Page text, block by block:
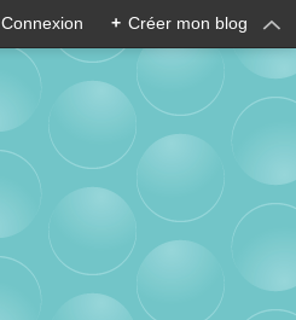
Connexion + Créer mon blog